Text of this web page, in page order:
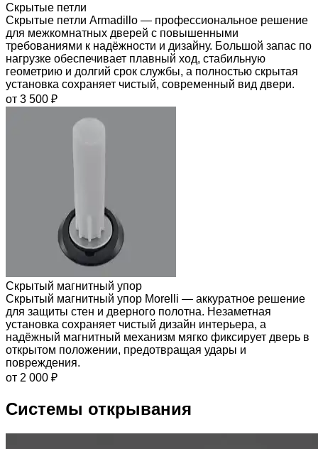
Скрытые петли
Скрытые петли Armadillo — профессиональное решение
для межкомнатных дверей с повышенными
требованиями к надёжности и дизайну. Большой запас по
нагрузке обеспечивает плавный ход, стабильную
геометрию и долгий срок службы, а полностью скрытая
установка сохраняет чистый, современный вид двери.
от 3 500 ₽
Скрытый магнитный упор
Скрытый магнитный упор Morelli — аккуратное решение
для защиты стен и дверного полотна. Незаметная
установка сохраняет чистый дизайн интерьера, а
надёжный магнитный механизм мягко фиксирует дверь в
открытом положении, предотвращая удары и
повреждения.
от 2 000 ₽
Системы открывания